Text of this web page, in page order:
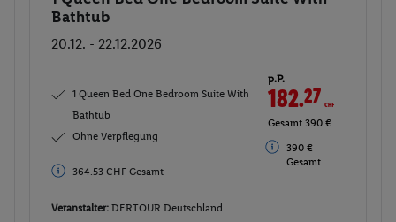
Bathtub
20.12. - 22.12.2026
1 Queen Bed One Bedroom Suite With
Bathtub
Ohne Verpflegung
364.53 CHF Gesamt
p.P.
182.27CHF
Gesamt 390 €
390 €
Gesamt
Veranstalter: DERTOUR Deutschland